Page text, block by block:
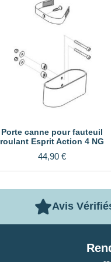
Porte canne pour fauteuil
roulant Esprit Action 4 NG
44,90 €
Avis